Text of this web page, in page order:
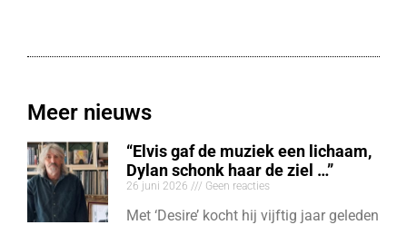
Meer nieuws
“Elvis gaf de muziek een lichaam,
Dylan schonk haar de ziel …”
26 juni 2026 Geen reacties
Met ‘Desire’ kocht hij vijftig jaar geleden